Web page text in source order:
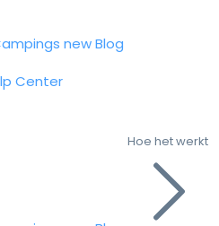
newBlog
Center
Hoe het werkt